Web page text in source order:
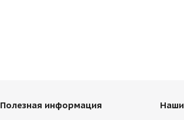
Полезная информация